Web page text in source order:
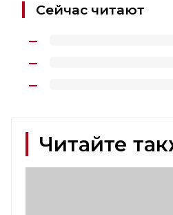
Сейчас читают
Читайте